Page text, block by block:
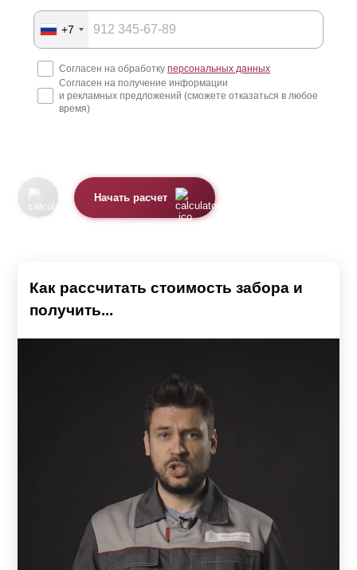
+7
Согласен на обработку персональных данных
Согласен на получение информации
и рекламных предложений (сможете отказаться в любое
время)
Начать расчет
Как рассчитать стоимость забора и
получить...